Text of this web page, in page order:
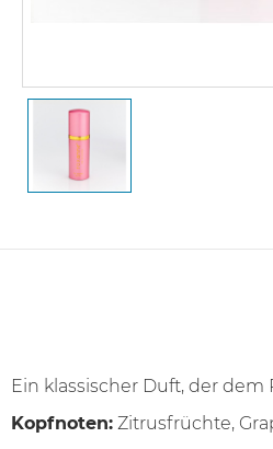
Ein klassischer Duft, der dem
Kopfnoten: Zitrusfrüchte,